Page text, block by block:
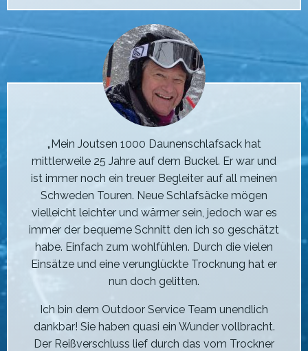
„Mein Joutsen 1000 Daunenschlafsack hat
mittlerweile 25 Jahre auf dem Buckel. Er war und
ist immer noch ein treuer Begleiter auf all meinen
Schweden Touren. Neue Schlafsäcke mögen
vielleicht leichter und wärmer sein, jedoch war es
immer der bequeme Schnitt den ich so geschätzt
habe. Einfach zum wohlfühlen. Durch die vielen
Einsätze und eine verunglückte Trocknung hat er
nun doch gelitten.
Ich bin dem Outdoor Service Team unendlich
dankbar! Sie haben quasi ein Wunder vollbracht.
Der Reißverschluss lief durch das vom Trockner